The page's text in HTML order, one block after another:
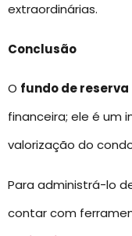
extraordinárias.
Conclusão
O fundo de reserva
financeira; ele é um
valorização do
Para administrá-lo
contar com